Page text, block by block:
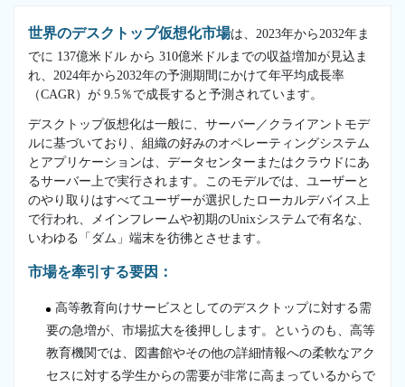
世界のデスクトップ仮想化市場は、2023年から2032年ま
でに 137億米ドル から 310億米ドルまでの収益増加が見込ま
れ、2024年から2032年の予測期間にかけて年平均成長率
（CAGR）が 9.5％で成長すると予測されています。
デスクトップ仮想化は一般に、サーバー／クライアントモデ
ルに基づいており、組織の好みのオペレーティングシステム
とアプリケーションは、データセンターまたはクラウドにあ
るサーバー上で実行されます。このモデルでは、ユーザーと
のやり取りはすべてユーザーが選択したローカルデバイス上
で行われ、メインフレームや初期のUnixシステムで有名な、
いわゆる「ダム」端末を彷彿とさせます。
市場を牽引する要因：
高等教育向けサービスとしてのデスクトップに対する需
要の急増が、市場拡大を後押しします。というのも、高等
教育機関では、図書館やその他の詳細情報への柔軟なアク
セスに対する学生からの需要が非常に高まっているからで